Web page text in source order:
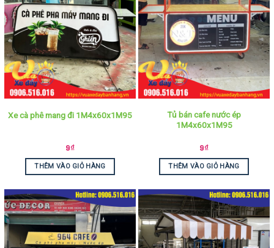
Xe cà phê mang đi 1M4x60x1M95
9₫
THÊM VÀO GIỎ HÀNG
Tủ bán cafe nước ép
1M4x60x1M95
9₫
THÊM VÀO GIỎ HÀNG